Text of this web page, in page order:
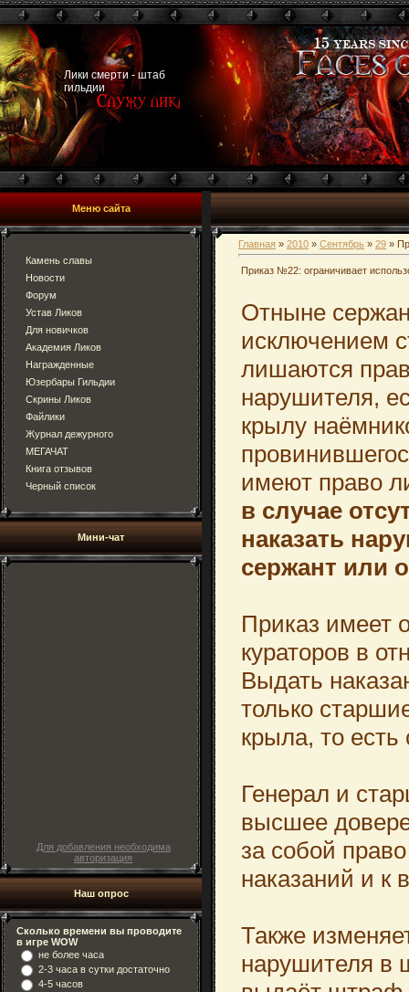
Лики смерти - штаб
гильдии
Меню сайта
Камень славы
Новости
Форум
Устав Ликов
Для новичков
Академия Ликов
Награжденные
Юзербары Гильдии
Скрины Ликов
Файлики
Журнал дежурного
МЕГАЧАТ
Книга отзывов
Черный список
Мини-чат
Для добавления необходима
авторизация
Наш опрос
Сколько времени вы проводите
в игре WOW
не более часа
2-3 часа в сутки достаточно
4-5 часов
Главная » 2010 » Сентябрь » 29 »
Приказ №22: ограничивает
Отныне
исключением
лишаются
нарушителя,
крылу
имеют право
в случае
наказать
сержант или
Приказ имеет
кураторов в
Выдать
только
крыла, то
Генерал и
высшее
за собой
наказаний и к
Также
нарушителя в